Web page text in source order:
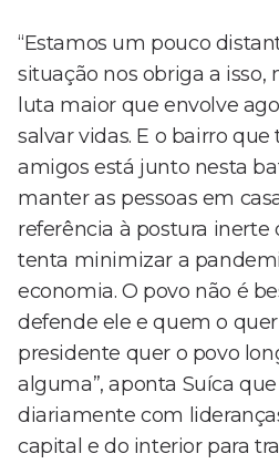
“Estamos um pouco
situação nos obriga a isso,
luta maior que envolve
salvar vidas. E o bairro
amigos está junto nesta
manter as pessoas em
referência à postura inerte
tenta minimizar a
economia. O povo não é
defende ele e quem o quer
presidente quer o povo
alguma”, aponta Suíca
diariamente com
capital e do interior para